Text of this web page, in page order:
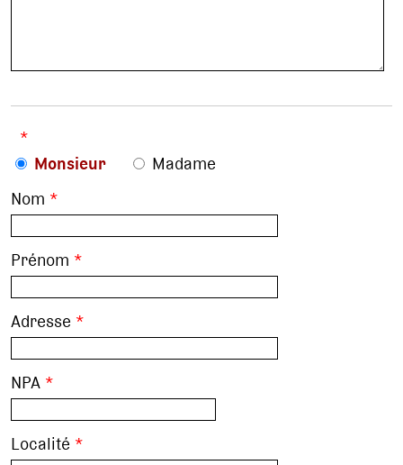
*
Monsieur
Madame
Nom *
Prénom *
Adresse *
NPA *
Localité *